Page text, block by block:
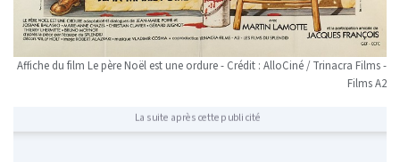
Affiche du film Le père Noël est une ordure - Crédit : AlloCiné / Trinacra Films -
Films A2
La suite après cette publicité